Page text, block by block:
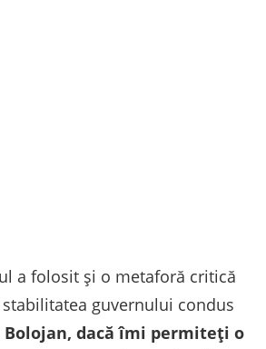
a folosit și o metaforă critică
guvernului condus
Bolojan, dacă îmi permiteți o